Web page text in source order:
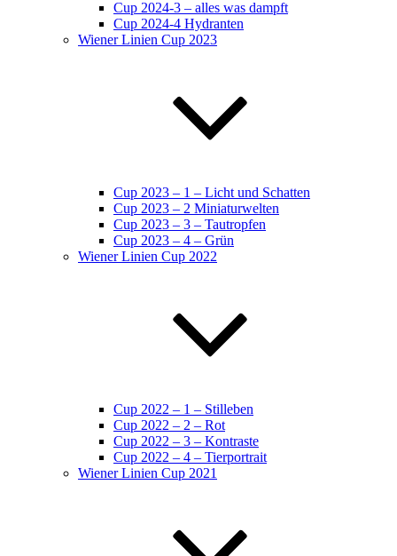
Cup 2024-3 – alles was dampft
Cup 2024-4 Hydranten
Wiener Linien Cup 2023
Cup 2023 – 1 – Licht und Schatten
Cup 2023 – 2 Miniaturwelten
Cup 2023 – 3 – Tautropfen
Cup 2023 – 4 – Grün
Wiener Linien Cup 2022
Cup 2022 – 1 – Stilleben
Cup 2022 – 2 – Rot
Cup 2022 – 3 – Kontraste
Cup 2022 – 4 – Tierportrait
Wiener Linien Cup 2021